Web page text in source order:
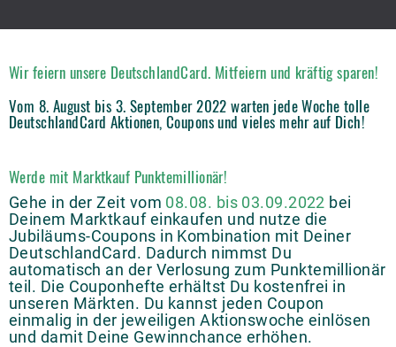
Wir feiern unsere DeutschlandCard. Mitfeiern und kräftig sparen!
Vom 8. August bis 3. September 2022 warten jede Woche tolle
DeutschlandCard Aktionen, Coupons und vieles mehr auf Dich!
Werde mit Marktkauf Punktemillionär!
Gehe in der Zeit vom 08.08. bis 03.09.2022 bei
Deinem Marktkauf einkaufen und nutze die
Jubiläums-Coupons in Kombination mit Deiner
DeutschlandCard. Dadurch nimmst Du
automatisch an der Verlosung zum Punktemillionär
teil. Die Couponhefte erhältst Du kostenfrei in
unseren Märkten. Du kannst jeden Coupon
einmalig in der jeweiligen Aktionswoche einlösen
und damit Deine Gewinnchance erhöhen.